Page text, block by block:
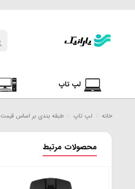
لپ تاپ
خانه لپ تاپ طبقه بندی بر اساس قیمت
محصولات مرتبط